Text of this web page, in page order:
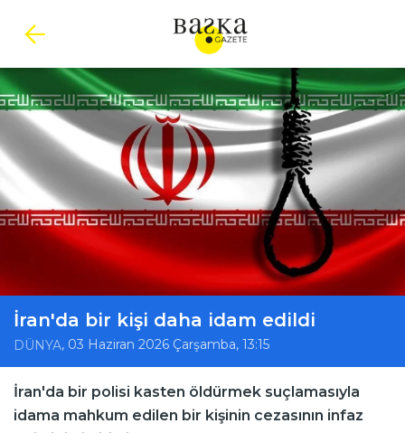
İran'da bir kişi daha idam edildi
DÜNYA, 03 Haziran 2026 Çarşamba, 13:15
İran'da bir polisi kasten öldürmek suçlamasıyla
idama mahkum edilen bir kişinin cezasının infaz